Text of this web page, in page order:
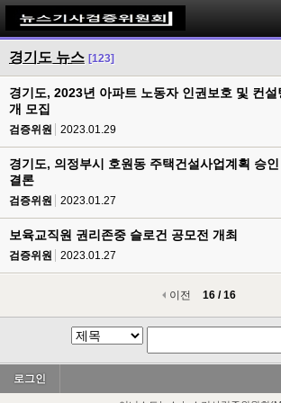
경기도 뉴스 [123]
경기도, 2023년 아파트 노동자 인권보호 및 컨
개 모집
검증위원 2023.01.29
경기도, 의정부시 호원동 주택건설사업계획 승
결론
검증위원 2023.01.27
보육교직원 권리존중 슬로건 공모전 개최
검증위원 2023.01.27
이전 16 / 16
로그인